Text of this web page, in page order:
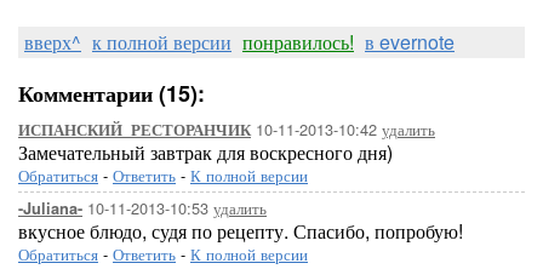
вверх^ к полной версии понравилось! в evernote
Комментарии (15):
ИСПАНСКИЙ_РЕСТОРАНЧИК10-11-2013-10:42 удалить
Замечательный завтрак для воскресного дня)
Обратиться - Ответить - К полной версии
-Juliana- 10-11-2013-10:53 удалить
вкусное блюдо, судя по рецепту. Спасибо, попробую!
Обратиться - Ответить - К полной версии